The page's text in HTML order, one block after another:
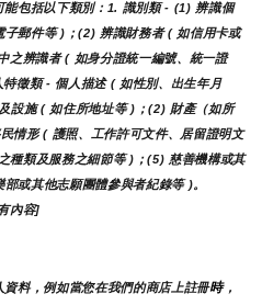
能包括以下類別：1. 識別類 - (1) 辨識個
子郵件等 )；(2) 辨識財務者 ( 如信用卡或
之辨識者 ( 如身分證統一編號、統一證
徵類 - 個人描述 ( 如性別、出生年月
設施 ( 如住所地址等 )；(2) 財產（如所
情形 ( 護照、工作許可文件、居留證明文
種類及服務之細節等 )；(5) 慈善機構或其
或其他志願團體參與者紀錄等 )。
內容]
料，例如當您在我們的商店上註冊時，